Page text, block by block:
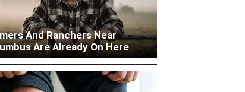
And Ranchers Near
Are Already On Here
Lives In Garage - Don't
Until You Peek Inside